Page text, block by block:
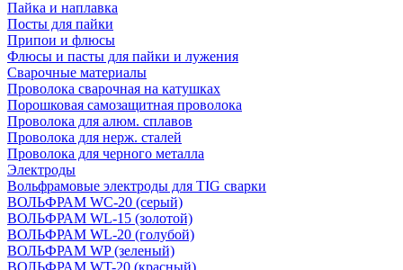
Пайка и наплавка
Посты для пайки
Припои и флюсы
Флюсы и пасты для пайки и лужения
Сварочные материалы
Проволока сварочная на катушках
Порошковая самозащитная проволока
Проволока для алюм. сплавов
Проволока для нерж. сталей
Проволока для черного металла
Электроды
Вольфрамовые электроды для TIG сварки
ВОЛЬФРАМ WC-20 (серый)
ВОЛЬФРАМ WL-15 (золотой)
ВОЛЬФРАМ WL-20 (голубой)
ВОЛЬФРАМ WP (зеленый)
ВОЛЬФРАМ WT-20 (красный)